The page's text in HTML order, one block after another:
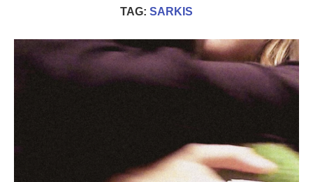
TAG: SARKIS